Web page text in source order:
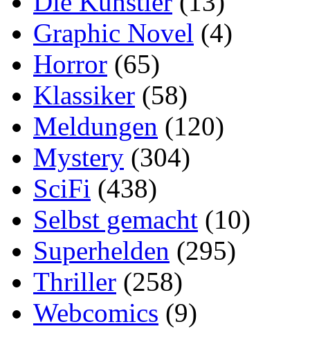
Graphic Novel (4)
Horror (65)
Klassiker (58)
Meldungen (120)
Mystery (304)
SciFi (438)
Selbst gemacht (10)
Superhelden (295)
Thriller (258)
Webcomics (9)